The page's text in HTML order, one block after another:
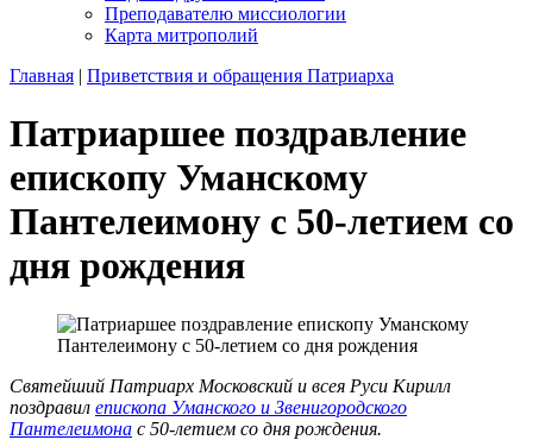
Преподавателю миссиологии
Карта митрополий
Главная | Приветствия и обращения Патриарха
Патриаршее поздравление
епископу Уманскому
Пантелеимону с 50-летием со
дня рождения
Святейший Патриарх Московский и всея Руси Кирилл
поздравил епископа Уманского и Звенигородского
Пантелеимона с 50-летием со дня рождения.